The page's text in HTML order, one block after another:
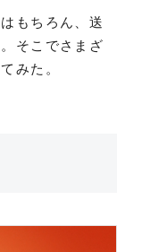
もちろん、送
そこでさまざ
みた。